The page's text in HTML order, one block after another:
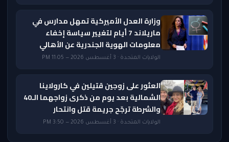
وزارة العدل الأميركية تمهل مدارس في
ماريلاند 7 أيام لتغيير سياسة إخفاء
معلومات الهوية الجندرية عن الأهالي
الولايات المتحدة · 3 أغسطس 2026 — 11:05 PM
العثور على زوجين قتيلين في كارولاينا
الشمالية بعد يوم من ذكرى زواجهما الـ40
والشرطة ترجّح جريمة قتل وانتحار
الولايات المتحدة · 3 أغسطس 2026 — 3:50 PM